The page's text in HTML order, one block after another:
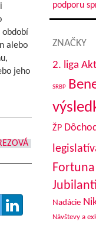
období
alebo
jeho
podporu
ZNAČKY
2. liga
SRBP
ŽP
Jubilanti
Nadácie
Návštevy a